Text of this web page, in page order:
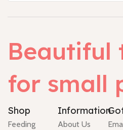
Beautiful
for small
Shop
Feeding
Information
About Us